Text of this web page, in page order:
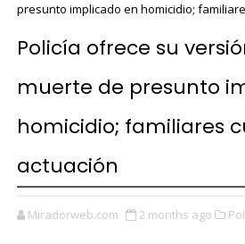
presunto implicado en homicidio;
Policía ofrece su
muerte de presunto
homicidio; familiares
actuación
Miradorweb.com 2 months ago